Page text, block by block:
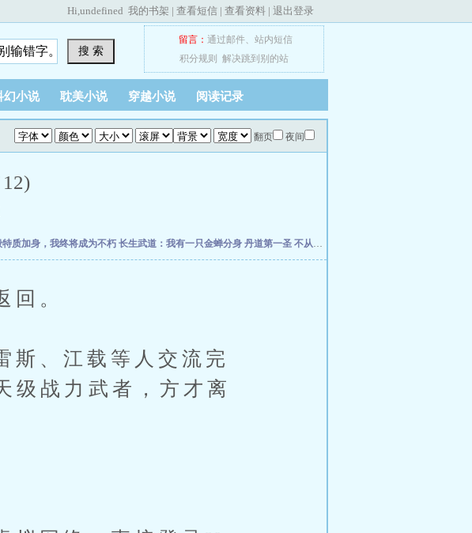
Hi,undefined 我的书架 | 查看短信 | 查看资料 | 退出登录
搜 索
留言： 通过邮件、 站内短信
积分规则
解决跳到别的站
幻小说 耽美小说 穿越小说 阅读记录
翻页 夜间
特质加身，我终将成为不朽 长生武道：我有一只金蝉分身 丹道第一圣 不从圣
。
、江载等人交流完
级战力武者，方才离